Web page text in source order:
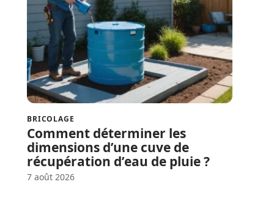
BRICOLAGE
Comment déterminer les
dimensions d’une cuve de
récupération d’eau de pluie ?
7 août 2026